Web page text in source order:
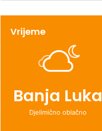
Vrijeme
Banja Luka
Djelimično oblačno